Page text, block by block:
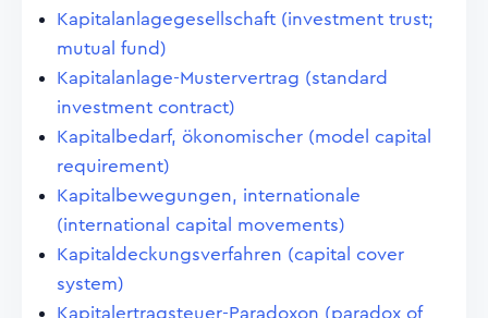
Kapitalanlagegesellschaft (investment trust;
mutual fund)
Kapitalanlage-Mustervertrag (standard
investment contract)
Kapitalbedarf, ökonomischer (model capital
requirement)
Kapitalbewegungen, internationale
(international capital movements)
Kapitaldeckungsverfahren (capital cover
system)
Kapitalertragsteuer-Paradoxon (paradox of